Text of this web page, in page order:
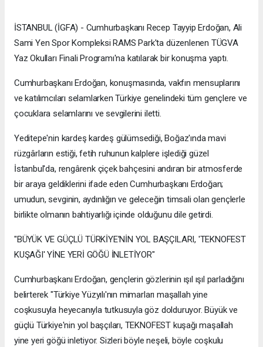
İSTANBUL (İGFA) - Cumhurbaşkanı Recep Tayyip Erdoğan, Ali
Sami Yen Spor Kompleksi RAMS Park'ta düzenlenen TÜGVA
Yaz Okulları Finali Programı'na katılarak bir konuşma yaptı.
Cumhurbaşkanı Erdoğan, konuşmasında, vakfın mensuplarını
ve katılımcıları selamlarken Türkiye genelindeki tüm gençlere ve
çocuklara selamlarını ve sevgilerini iletti.
Yeditepe'nin kardeş kardeş gülümsediği, Boğaz'ında mavi
rüzgârların estiği, fetih ruhunun kalplere işlediği güzel
İstanbul'da, rengârenk çiçek bahçesini andıran bir atmosferde
bir araya geldiklerini ifade eden Cumhurbaşkanı Erdoğan;
umudun, sevginin, aydınlığın ve geleceğin timsali olan gençlerle
birlikte olmanın bahtiyarlığı içinde olduğunu dile getirdi.
"BÜYÜK VE GÜÇLÜ TÜRKİYE'NİN YOL BAŞÇILARI, 'TEKNOFEST
KUŞAĞI' YİNE YERİ GÖĞÜ İNLETİYOR"
Cumhurbaşkanı Erdoğan, gençlerin gözlerinin ışıl ışıl parladığını
belirterek "Türkiye Yüzyılı'nın mimarları maşallah yine
coşkusuyla heyecanıyla tutkusuyla göz dolduruyor. Büyük ve
güçlü Türkiye'nin yol başçıları, TEKNOFEST kuşağı maşallah
yine yeri göğü inletiyor. Sizleri böyle neşeli, böyle coşkulu